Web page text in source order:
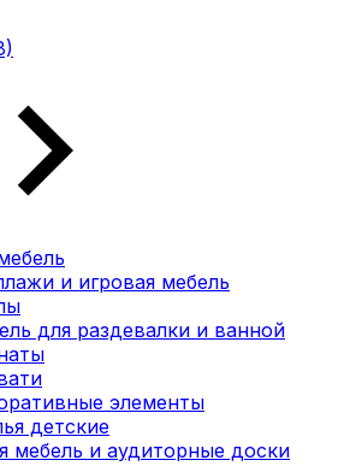
и игровая мебель
для раздевалки и ванной
элементы
детские
мебель и аудиторные доски